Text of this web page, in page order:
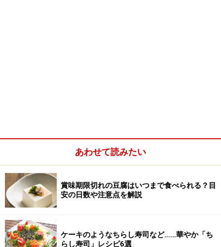
あわせて読みたい
賞味期限切れの豆腐はいつまで食べられる？目
安の日数や注意点を解説
ケーキのようなちらし寿司など……華やか「ち
らし寿司」レシピ6選